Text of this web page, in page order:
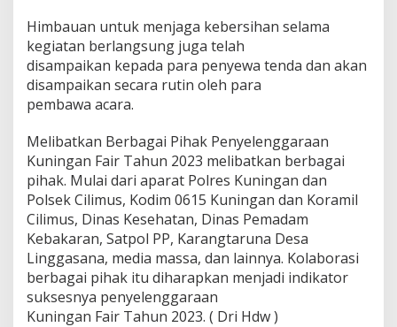
Himbauan untuk menjaga kebersihan selama
kegiatan berlangsung juga telah
disampaikan kepada para penyewa tenda dan akan
disampaikan secara rutin oleh para
pembawa acara.
Melibatkan Berbagai Pihak Penyelenggaraan
Kuningan Fair Tahun 2023 melibatkan berbagai
pihak. Mulai dari aparat Polres Kuningan dan
Polsek Cilimus, Kodim 0615 Kuningan dan Koramil
Cilimus, Dinas Kesehatan, Dinas Pemadam
Kebakaran, Satpol PP, Karangtaruna Desa
Linggasana, media massa, dan lainnya. Kolaborasi
berbagai pihak itu diharapkan menjadi indikator
suksesnya penyelenggaraan
Kuningan Fair Tahun 2023. ( Dri Hdw )